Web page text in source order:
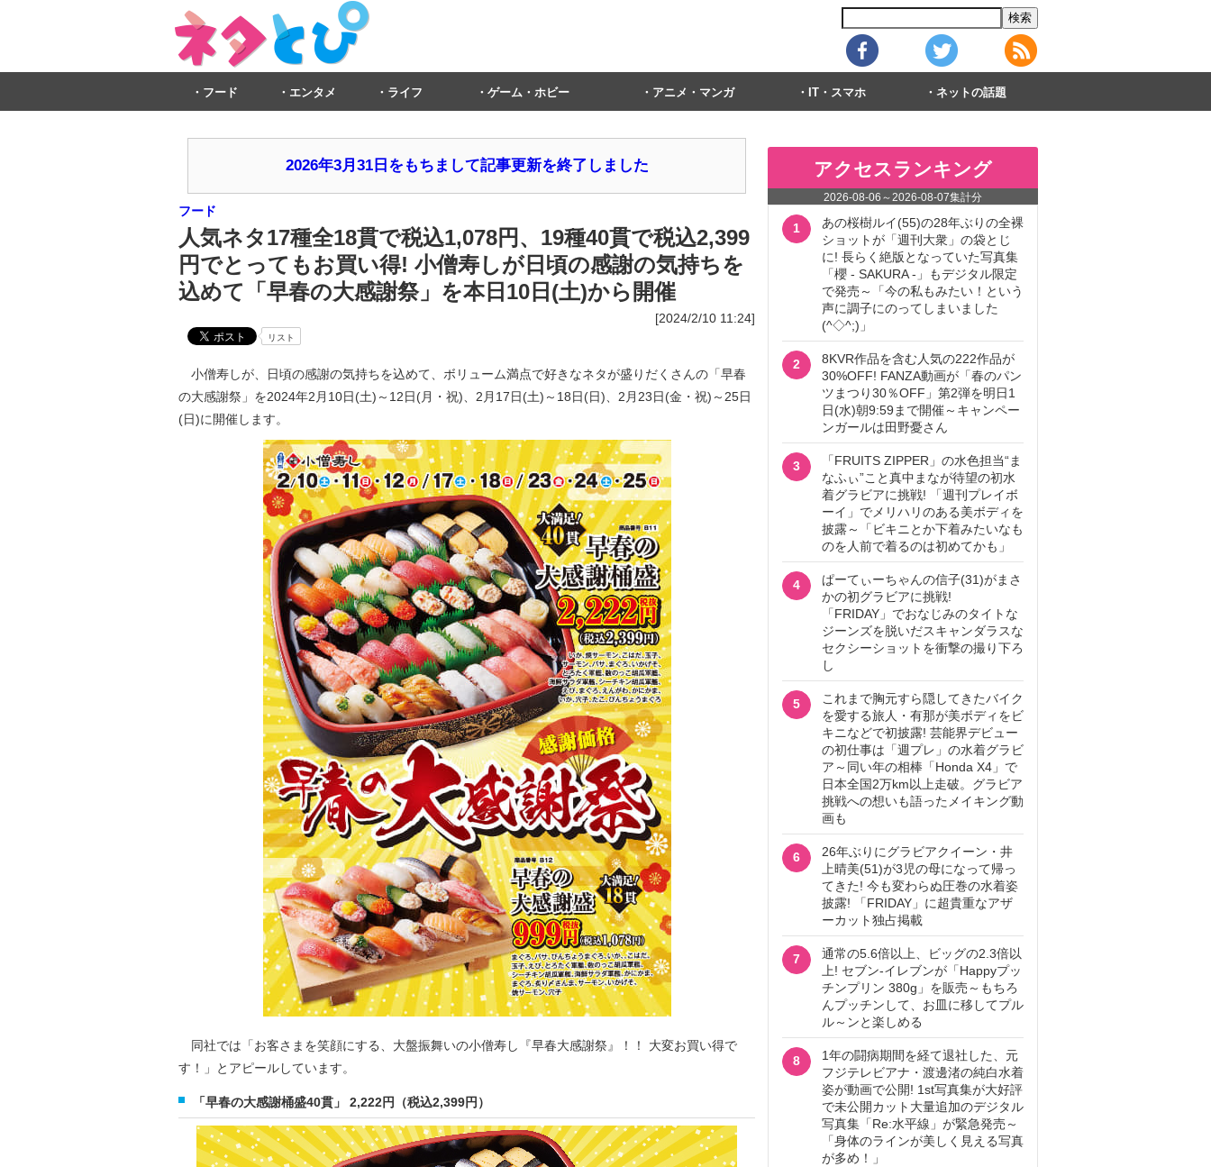
フード エンタメ ライフ ゲーム・ホビー アニメ・マンガ IT・スマホ ネットの話題
2026年3月31日をもちまして記事更新を終了しました
フード
人気ネタ17種全18貫で税込1,078円、19種40貫で税込2,399
円でとってもお買い得! 小僧寿しが日頃の感謝の気持ちを
込めて「早春の大感謝祭」を本日10日(土)から開催
[2024/2/10 11:24]
リスト
小僧寿しが、日頃の感謝の気持ちを込めて、ボリューム満点で好きなネタが盛りだくさんの「早春
の大感謝祭」を2024年2月10日(土)～12日(月・祝)、2月17日(土)～18日(日)、2月23日(金・祝)～25日
(日)に開催します。
同社では「お客さまを笑顔にする、大盤振舞いの小僧寿し『早春大感謝祭』！！ 大変お買い得で
す！」とアピールしています。
「早春の大感謝桶盛40貫」 2,222円（税込2,399円）
アクセスランキング
2026-08-06 ～2026-08-07集計分
1
あの桜樹ルイ(55)の28年ぶりの全裸
ショットが「週刊大衆」の袋とじ
に! 長らく絶版となっていた写真集
「櫻 - SAKURA -」もデジタル限定
で発売～「今の私もみたい！という
声に調子にのってしまいました
(^◇^;)」
2
8KVR作品を含む人気の222作品が
30%OFF! FANZA動画が「春のパン
ツまつり30％OFF」第2弾を明日1
日(水)朝9:59まで開催～キャンペー
ンガールは田野憂さん
3
「FRUITS ZIPPER」の水色担当“ま
なふぃ”こと真中まなが待望の初水
着グラビアに挑戦! 「週刊プレイボ
ーイ」でメリハリのある美ボディを
披露～「ビキニとか下着みたいなも
のを人前で着るのは初めてかも」
4
ぱーてぃーちゃんの信子(31)がまさ
かの初グラビアに挑戦!
「FRIDAY」でおなじみのタイトな
ジーンズを脱いだスキャンダラスな
セクシーショットを衝撃の撮り下ろ
し
5
これまで胸元すら隠してきたバイク
を愛する旅人・有那が美ボディをビ
キニなどで初披露! 芸能界デビュー
の初仕事は「週プレ」の水着グラビ
ア～同い年の相棒「Honda X4」で
日本全国2万km以上走破。グラビア
挑戦への想いも語ったメイキング動
画も
6
26年ぶりにグラビアクイーン・井
上晴美(51)が3児の母になって帰っ
てきた! 今も変わらぬ圧巻の水着姿
披露! 「FRIDAY」に超貴重なアザ
ーカット独占掲載
7
通常の5.6倍以上、ビッグの2.3倍以
上! セブン‐イレブンが「Happyプッ
チンプリン 380g」を販売～もちろ
んプッチンして、お皿に移してプル
ル～ンと楽しめる
8
1年の闘病期間を経て退社した、元
フジテレビアナ・渡邊渚の純白水着
姿が動画で公開! 1st写真集が大好評
で未公開カット大量追加のデジタル
写真集「Re:水平線」が緊急発売～
「身体のラインが美しく見える写真
が多め！」